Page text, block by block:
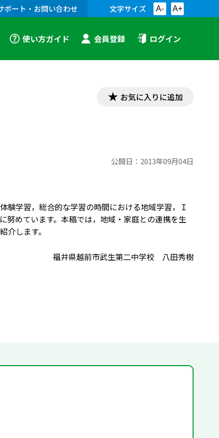
ポート・お問い合わせ 文字サイズ A- A+
使い方ガイド 会員登録 ログイン
お気に入りに追加
公開日： 2013年09月04日
験学習，総合的な学習の時間における地域学習，Ｉ
努めています。本稿では，地域・家庭との連携を生
します。
福井県越前市武生第二中学校 八田秀樹